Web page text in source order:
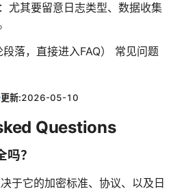
尤其要留意日志类型、数据收集
落，直接进入FAQ） 常见问题
更新:2026-05-10
Questions
？
于它的加密标准、协议、以及日